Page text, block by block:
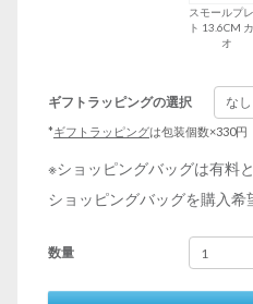
スモールプ
ト 13.6CM
オ
ギフトラッピングの選択
*ギフトラッピングは包装個数×330円
※ショッピングバッグは有料と
ショッピングバッグを購入希
数量